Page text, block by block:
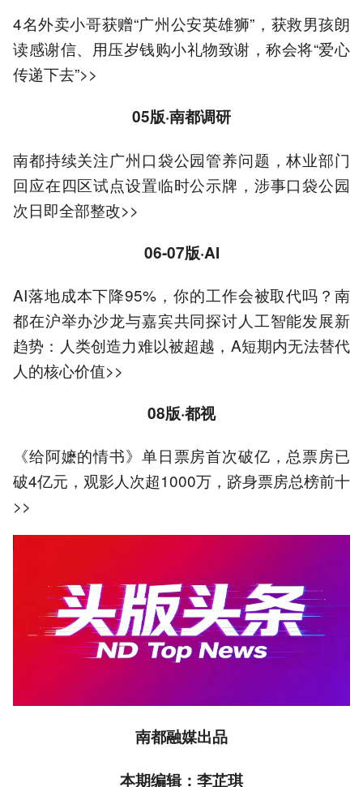
4名外卖小哥获赠“广州公安英雄狮”，获救男孩朗
读感谢信、用压岁钱购小礼物致谢，称会将“爱心
传递下去”>>
05版·南都调研
南都持续关注广州口袋公园管养问题，林业部门
回应在四区试点设置临时公示牌，涉事口袋公园
次日即全部整改>>
06-07版·AI
AI落地成本下降95%，你的工作会被取代吗？南
都在沪举办沙龙与嘉宾共同探讨人工智能发展新
趋势：人类创造力难以被超越，A短期内无法替代
人的核心价值>>
08版·都视
《给阿嬷的情书》单日票房首次破亿，总票房已
破4亿元，观影人次超1000万，跻身票房总榜前十
>>
南都融媒出品
本期编辑：李芷琪